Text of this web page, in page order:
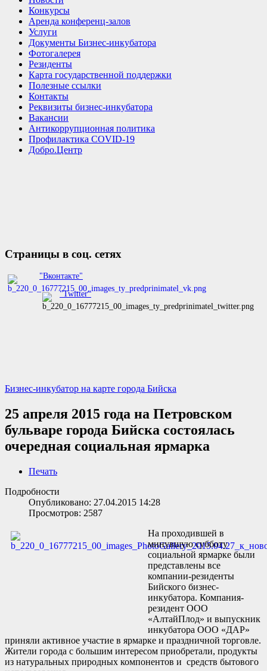
Конкурсы
Аренда конференц-залов
Услуги
Документы Бизнес-инкубатора
Фотогалерея
Резиденты
Карта государственной поддержки
Полезные ссылки
Контакты
Реквизиты бизнес-инкубатора
Вакансии
Антикоррупционная политика
Профилактика COVID-19
Добро.Центр
Страницы в соц. сетях
"Вконтакте"
"Twitter"
Бизнес-инкубатор на карте города Бийска
25 апреля 2015 года на Петровском
бульваре города Бийска состоялась
очередная социальная ярмарка
Печать
Подробности
Опубликовано: 27.04.2015 14:28
Просмотров: 2587
На проходившей в
минувшую субботу
социальной ярмарке были
представлены все
компании-резиденты
Бийского бизнес-
инкубатора. Компания-
резидент ООО
«АлтайПлод» и выпускник
инкубатора ООО «ДАР»
приняли активное участие в ярмарке и праздничной торговле.
Жители города с большим интересом приобретали, продукты
из натуральных природных компонентов и средств бытового